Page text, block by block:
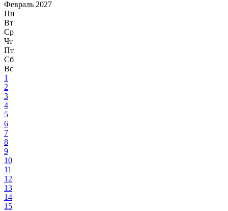
Февраль 2027
Пн
Вт
Ср
Чт
Пт
Сб
Вс
1
2
3
4
5
6
7
8
9
10
11
12
13
14
15